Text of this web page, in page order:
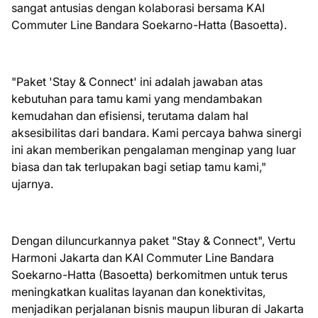
sangat antusias dengan kolaborasi bersama KAI
Commuter Line Bandara Soekarno-Hatta (Basoetta).
"Paket 'Stay & Connect' ini adalah jawaban atas
kebutuhan para tamu kami yang mendambakan
kemudahan dan efisiensi, terutama dalam hal
aksesibilitas dari bandara. Kami percaya bahwa sinergi
ini akan memberikan pengalaman menginap yang luar
biasa dan tak terlupakan bagi setiap tamu kami,"
ujarnya.
Dengan diluncurkannya paket "Stay & Connect", Vertu
Harmoni Jakarta dan KAI Commuter Line Bandara
Soekarno-Hatta (Basoetta) berkomitmen untuk terus
meningkatkan kualitas layanan dan konektivitas,
menjadikan perjalanan bisnis maupun liburan di Jakarta